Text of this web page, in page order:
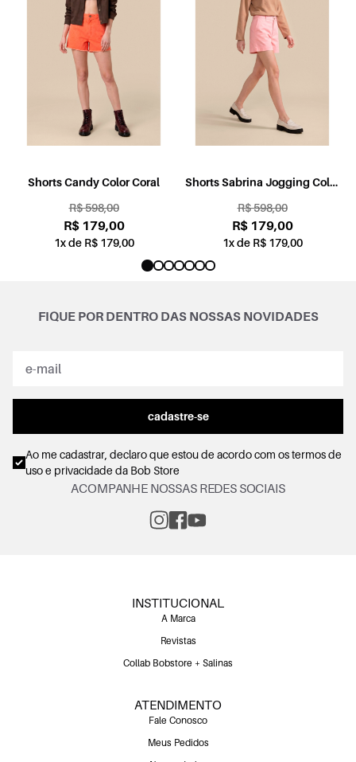
Shorts Candy Color Coral
R$ 598,00
R$ 179,00
1x de R$ 179,00
Shorts Sabrina Jogging Color
R$ 598,00
R$ 179,00
1x de R$ 179,00
FIQUE POR DENTRO DAS NOSSAS NOVIDADES
cadastre-se
Ao me cadastrar, declaro que estou de acordo com ostermos de
uso e privacidadeda Bob Store
ACOMPANHE NOSSAS REDES SOCIAIS
INSTITUCIONAL
A Marca
Revistas
Collab Bobstore + Salinas
ATENDIMENTO
Fale Conosco
Meus Pedidos